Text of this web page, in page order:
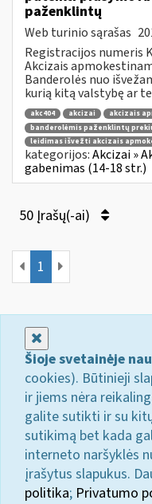
paženklintų
Web turinio sąrašas
Registracijos numeris
Akcizais
Banderolės nuo
kurią kitą valstybę ar
akc404 akcizai
akcizais
banderolėmis paženklintų
leidimas išvežti akcizais
kategorijos:Akcizai »
gabenimas (14-18 str.)
50 Įrašų(-ai)
1
Šioje svetainėje
cookies). Būtinieji
ir jiems nėra
galite sutikti ir su
sutikimą bet kada
interneto naršyklės
įrašytus slapukus.
politika; Privatumo